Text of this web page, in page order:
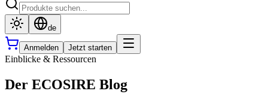
de
Anmelden Jetzt starten
Einblicke & Ressourcen
Der ECOSIRE Blog